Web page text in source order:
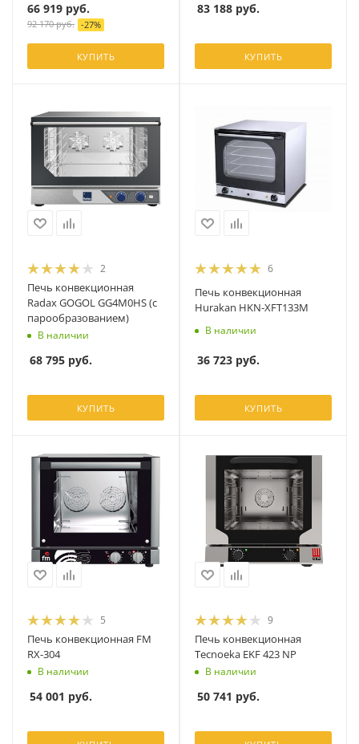
66 919 руб.
92 170руб. -27%
КУПИТЬ
83 188 руб.
КУПИТЬ
2
Печь конвекционная
Radax GOGOL GG4M0HS (с
парообразованием)
В наличии
68 795 руб.
КУПИТЬ
6
Печь конвекционная
Hurakan HKN-XFT133M
В наличии
36 723 руб.
КУПИТЬ
5
Печь конвекционная FM
RX-304
В наличии
54 001 руб.
9
Печь конвекционная
Tecnoeka EKF 423 NP
В наличии
50 741 руб.